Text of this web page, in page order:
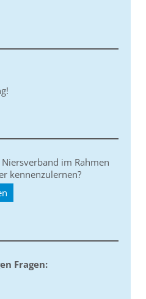
im Rahmen
kennenzulernen?
Fragen: